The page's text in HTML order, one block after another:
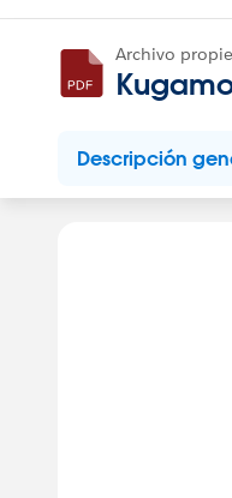
Archivo
Descripción